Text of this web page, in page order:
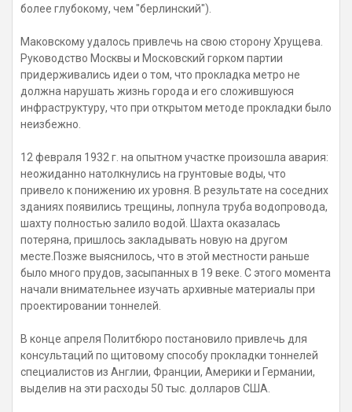
более глубокому, чем "берлинский").
Маковскому удалось привлечь на свою сторону Хрущева.
Руководство Москвы и Московский горком партии
придерживались идеи о том, что прокладка метро не
должна нарушать жизнь города и его сложившуюся
инфраструктуру, что при открытом методе прокладки было
неизбежно.
12 февраля 1932 г. на опытном участке произошла авария:
неожиданно натолкнулись на грунтовые воды, что
привело к понижению их уровня. В результате на соседних
зданиях появились трещины, лопнула труба водопровода,
шахту полностью залило водой. Шахта оказалась
потеряна, пришлось закладывать новую на другом
месте.Позже выяснилось, что в этой местности раньше
было много прудов, засыпанных в 19 веке. С этого момента
начали внимательнее изучать архивные материалы при
проектировании тоннелей.
В конце апреля Политбюро постановило привлечь для
консультаций по щитовому способу прокладки тоннелей
специалистов из Англии, Франции, Америки и Германии,
выделив на эти расходы 50 тыс. долларов США.